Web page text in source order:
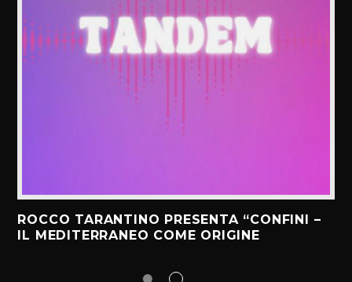
ROCCO TARANTINO PRESENTA “CONFINI –
IL MEDITERRANEO COME ORIGINE